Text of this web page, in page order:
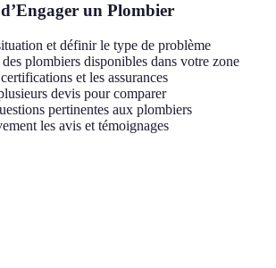
un Plombier
et définir le type de problème
plombiers disponibles dans votre zone
et les assurances
devis pour comparer
pertinentes aux plombiers
les avis et témoignages